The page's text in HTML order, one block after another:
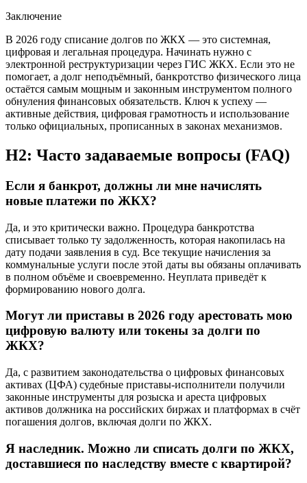
Заключение
В 2026 году списание долгов по ЖКХ — это системная,
цифровая и легальная процедура. Начинать нужно с
электронной реструктуризации через ГИС ЖКХ. Если это не
помогает, а долг неподъёмный, банкротство физического лица
остаётся самым мощным и законным инструментом полного
обнуления финансовых обязательств. Ключ к успеху —
активные действия, цифровая грамотность и использование
только официальных, прописанных в законах механизмов.
H2: Часто задаваемые вопросы (FAQ)
Если я банкрот, должны ли мне начислять
новые платежи по ЖКХ?
Да, и это критически важно. Процедура банкротства
списывает только ту задолженность, которая накопилась на
дату подачи заявления в суд. Все текущие начисления за
коммунальные услуги после этой даты вы обязаны оплачивать
в полном объёме и своевременно. Неуплата приведёт к
формированию нового долга.
Могут ли приставы в 2026 году арестовать мою
цифровую валюту или токены за долги по
ЖКХ?
Да, с развитием законодательства о цифровых финансовых
активах (ЦФА) судебные приставы-исполнители получили
законные инструменты для розыска и ареста цифровых
активов должника на российских биржах и платформах в счёт
погашения долгов, включая долги по ЖКХ.
Я наследник. Можно ли списать долги по ЖКХ,
доставшиеся по наследству вместе с квартирой?